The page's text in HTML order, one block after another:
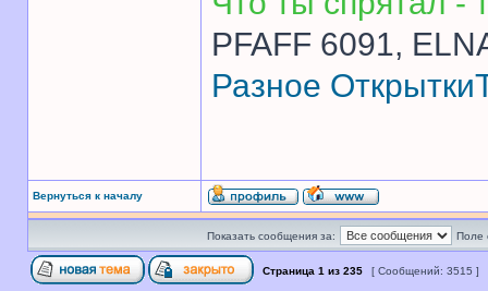
PFAFF 6091,
Разное Открытки
Вернуться к началу
Показать сообщения за: Поле
Страница 1 из 235 [ Сообщений: 3515 ]